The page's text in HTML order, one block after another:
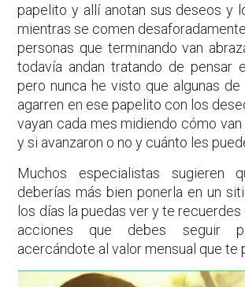
papelito y allí anotan sus deseos y
mientras se comen
personas que terminando van
todavía andan tratando de pensar
pero nunca he visto que algunas de
agarren en ese papelito con los
vayan cada mes midiendo cómo
y si avanzaron o no y cuánto les
Muchos especialistas sugieren
deberías más bien ponerla en un
los días la puedas ver y te recuerdes
acciones que debes seguir
acercándote al valor mensual que te